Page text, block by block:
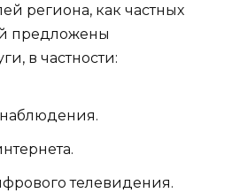
региона, как частных
предложены
в частности:
телевидения.